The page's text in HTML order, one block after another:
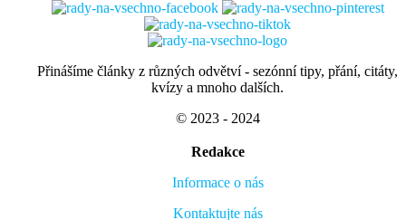
Přinášíme články z různých odvětví - sezónní tipy, přání, citáty,
kvízy a mnoho dalších.
© 2023 - 2024
Redakce
Informace o nás
Kontaktujte nás